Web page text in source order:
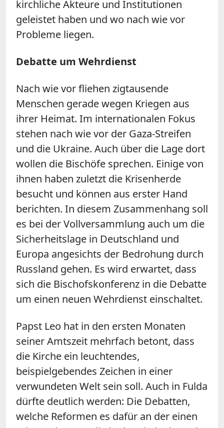
kirchliche Akteure und Institutionen
geleistet haben und wo nach wie vor
Probleme liegen.
Debatte um Wehrdienst
Nach wie vor fliehen zigtausende
Menschen gerade wegen Kriegen aus
ihrer Heimat. Im internationalen Fokus
stehen nach wie vor der Gaza-Streifen
und die Ukraine. Auch über die Lage dort
wollen die Bischöfe sprechen. Einige von
ihnen haben zuletzt die Krisenherde
besucht und können aus erster Hand
berichten. In diesem Zusammenhang soll
es bei der Vollversammlung auch um die
Sicherheitslage in Deutschland und
Europa angesichts der Bedrohung durch
Russland gehen. Es wird erwartet, dass
sich die Bischofskonferenz in die Debatte
um einen neuen Wehrdienst einschaltet.
Papst Leo hat in den ersten Monaten
seiner Amtszeit mehrfach betont, dass
die Kirche ein leuchtendes,
beispielgebendes Zeichen in einer
verwundeten Welt sein soll. Auch in Fulda
dürfte deutlich werden: Die Debatten,
welche Reformen es dafür an der einen